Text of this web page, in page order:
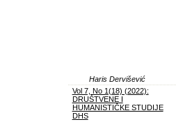
Haris Dervišević
Vol 7, No 1(18) (2022):
DRUŠTVENE I
HUMANISTIČKE STUDIJE
DHS